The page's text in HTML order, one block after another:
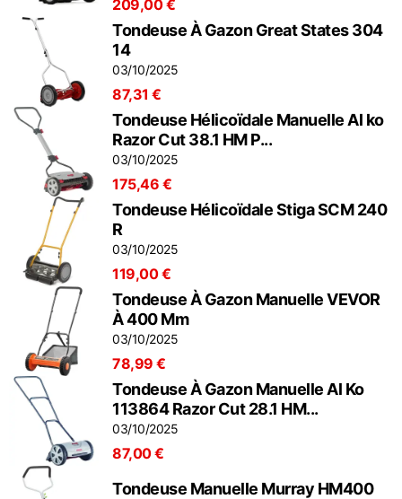
209,00 €
Tondeuse À Gazon Great States 304
14
03/10/2025
87,31 €
Tondeuse Hélicoïdale Manuelle Al ko
Razor Cut 38.1 HM P...
03/10/2025
175,46 €
Tondeuse Hélicoïdale Stiga SCM 240
R
03/10/2025
119,00 €
Tondeuse À Gazon Manuelle VEVOR
À 400 Mm
03/10/2025
78,99 €
Tondeuse À Gazon Manuelle Al Ko
113864 Razor Cut 28.1 HM...
03/10/2025
87,00 €
Tondeuse Manuelle Murray HM400